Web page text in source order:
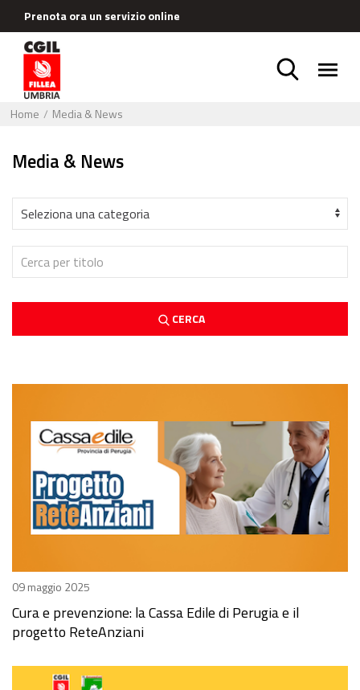
Prenota ora un servizio online
Home Media & News
Media & News
CERCA
09 maggio 2025
Cura e prevenzione: la Cassa Edile di Perugia e il
progetto ReteAnziani